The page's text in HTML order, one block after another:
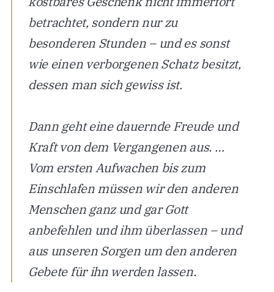
betrachtet, sondern nur zu
besonderen Stunden – und es sonst
wie einen verborgenen Schatz besitzt,
dessen man sich gewiss ist.
Dann geht eine dauernde Freude und
Kraft von dem Vergangenen aus. …
Vom ersten Aufwachen bis zum
Einschlafen müssen wir den anderen
Menschen ganz und gar Gott
anbefehlen und ihm überlassen – und
aus unseren Sorgen um den anderen
Gebete für ihn werden lassen.